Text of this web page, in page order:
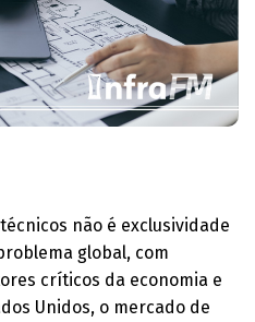
não é exclusividade
global, com
críticos da economia e
Unidos, o mercado de